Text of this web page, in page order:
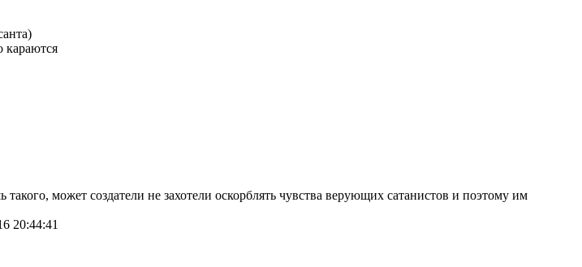
караются
может создатели не захотели оскорблять чувства верующих сатанистов и поэтому им
20:44:41